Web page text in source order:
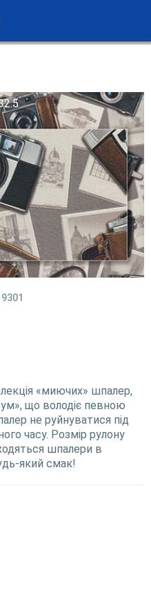
«миючих» шпалер,
що володіє певною
не руйнуватися під
часу. Розмір рулону
шпалери в
який смак!